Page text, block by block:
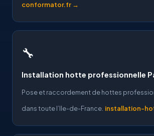
conformator.fr →
🔧
Installation hotte professionnelle
Pose et raccordement de hottes
dans toute l’Ile-de-France. installation-